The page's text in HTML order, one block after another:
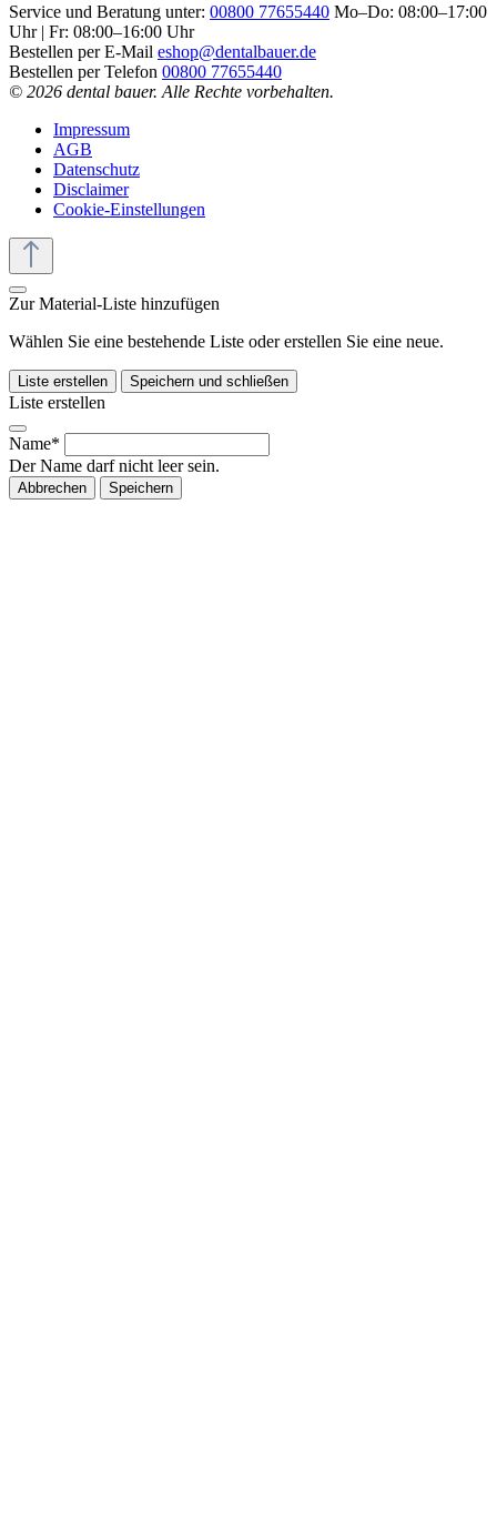
Service und Beratung unter: 00800 77655440 Mo–Do: 08:00–17:00
Uhr | Fr: 08:00–16:00 Uhr
Bestellen per E-Mail eshop@dentalbauer.de
Bestellen per Telefon 00800 77655440
© 2026 dental bauer. Alle Rechte vorbehalten.
Impressum
AGB
Datenschutz
Disclaimer
Cookie-Einstellungen
Zur Material-Liste hinzufügen
Wählen Sie eine bestehende Liste oder erstellen Sie eine neue.
Liste erstellen Speichern und schließen
Liste erstellen
Name*
Der Name darf nicht leer sein.
Abbrechen Speichern